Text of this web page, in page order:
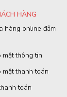
HÀNG
hàng online đảm
mật thông tin
mật thanh toán
toán